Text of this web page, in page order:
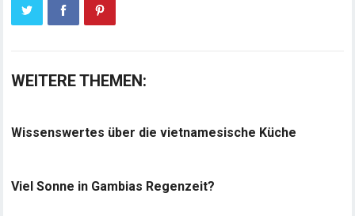
WEITERE THEMEN:
Wissenswertes über die vietnamesische Küche
Viel Sonne in Gambias Regenzeit?